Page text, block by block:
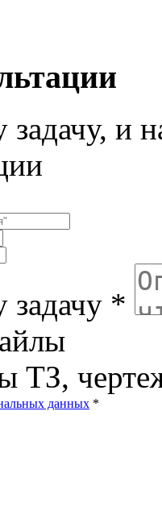
и
*
ТЗ,
данных *